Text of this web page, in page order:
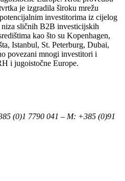
je izgradila široku mrežu
investitorima iz cijelog
sličnih B2B investicijskih
kao što su Kopenhagen,
Istanbul, St. Peterburg, Dubai,
povezani mnogi investitori i
i jugoistočne Europe.
(0)1 7790 041 – M: +385 (0)91